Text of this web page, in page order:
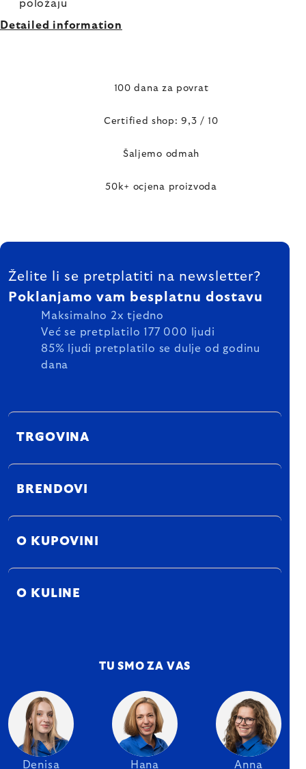
položaju
Detailed information
100 dana za povrat
Certified shop: 9,3 / 10
Šaljemo odmah
50k+ ocjena proizvoda
FOOTER
Želite li se pretplatiti na newsletter?
Poklanjamo vam besplatnu dostavu
Maksimalno 2x tjedno
Već se pretplatilo 177 000 ljudi
85% ljudi pretplatilo se dulje od godinu
dana
TRGOVINA
BRENDOVI
O KUPOVINI
O KULINE
TU SMO ZA VAS
Denisa Hana Anna